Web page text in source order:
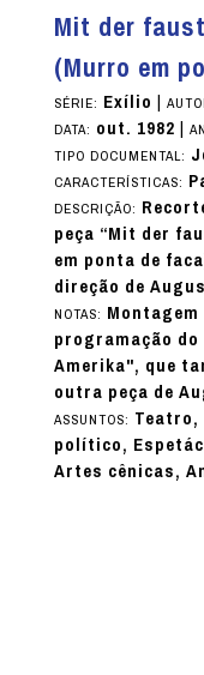
Mit der
(Murro em
SÉRIE: Exílio |
DATA: out. 1982|
TIPO DOCUMENTAL:
CARACTERÍSTICAS:
DESCRIÇÃO:
peça “Mit der
em ponta de
direção de
NOTAS:
programação
Amerika", que
outra peça de
ASSUNTOS:
político,
Artes cênicas,